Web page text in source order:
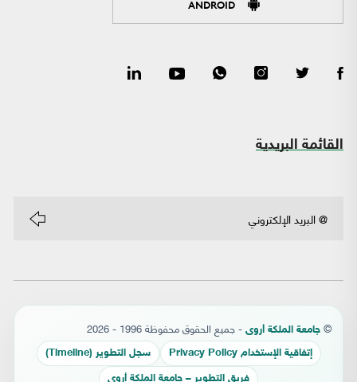
ANDROID
القائمة البريدية
© جامعة الملكة أروى - جميع الحقوق محفوظة 1996 - 2026
إتفاقية الإستخدام Privacy Policy سجل التطوير (Timeline)
فريق التطوير – جامعة الملكة أروى